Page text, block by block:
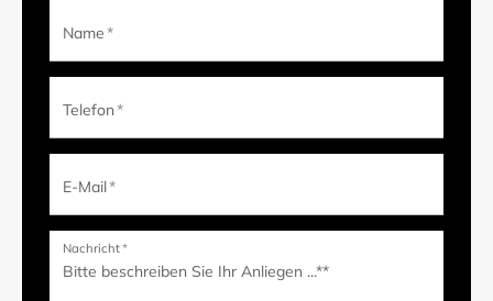
Name*
Telefon*
E-Mail*
Nachricht*